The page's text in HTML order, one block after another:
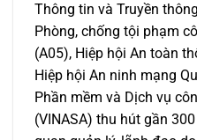
Thông tin và Truyền
Phòng, chống tội phạm
(A05), Hiệp hội An toàn
Hiệp hội An ninh mạng
Phần mềm và Dịch vụ
(VINASA) thu hút gần